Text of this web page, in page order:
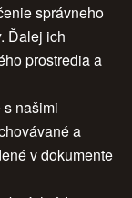
>>
správneho
Ďalej ich
prostredia a
našimi
a
v dokumente